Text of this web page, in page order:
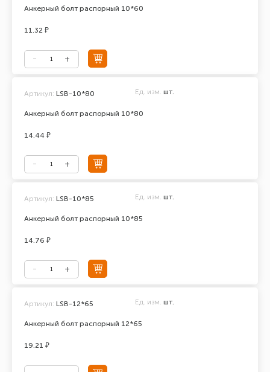
Анкерный болт распорный 10*60
11.32 ₽
Анкерный болт распорный 10*80
Артикул: LSB-10*80 Ед. изм. шт.
14.44 ₽
Анкерный болт распорный 10*85
Артикул: LSB-10*85 Ед. изм. шт.
14.76 ₽
Анкерный болт распорный 12*65
Артикул: LSB-12*65 Ед. изм. шт.
19.21 ₽